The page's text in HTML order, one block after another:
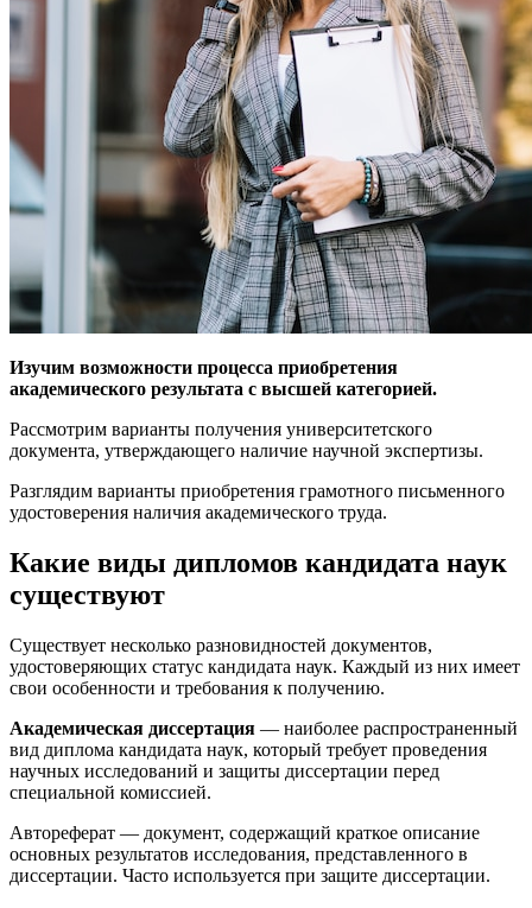
Изучим возможности процесса приобретения
академического результата с высшей категорией.
Рассмотрим варианты получения университетского
документа, утверждающего наличие научной экспертизы.
Разглядим варианты приобретения грамотного письменного
удостоверения наличия академического труда.
Какие виды дипломов кандидата наук
существуют
Существует несколько разновидностей документов,
удостоверяющих статус кандидата наук. Каждый из них имеет
свои особенности и требования к получению.
Академическая диссертация — наиболее распространенный
вид диплома кандидата наук, который требует проведения
научных исследований и защиты диссертации перед
специальной комиссией.
Автореферат — документ, содержащий краткое описание
основных результатов исследования, представленного в
диссертации. Часто используется при защите диссертации.